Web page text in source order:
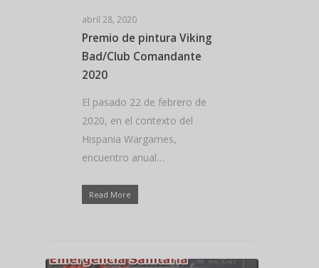
abril 28, 2020
Premio de pintura Viking
Bad/Club Comandante
2020
El pasado 22 de febrero de
2020, en el contexto del
Hispania Wargames,
encuentro anual…
Read More